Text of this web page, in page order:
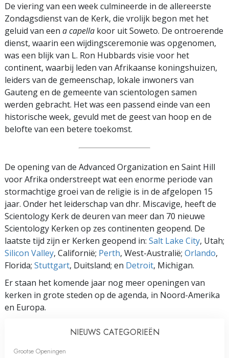
De viering van een week culmineerde in de allereerste
Zondagsdienst van de Kerk, die vrolijk begon met het
geluid van een a capella koor uit Soweto. De ontroerende
dienst, waarin een wijdingsceremonie was opgenomen,
was een blijk van L. Ron Hubbards visie voor het
continent, waarbij leden van Afrikaanse koningshuizen,
leiders van de gemeenschap, lokale inwoners van
Gauteng en de gemeente van scientologen samen
werden gebracht. Het was een passend einde van een
historische week, gevuld met de geest van hoop en de
belofte van een betere toekomst.
De opening van de Advanced Organization en Saint Hill
voor Afrika onderstreept wat een enorme periode van
stormachtige groei van de religie is in de afgelopen 15
jaar. Onder het leiderschap van dhr. Miscavige, heeft de
Scientology Kerk de deuren van meer dan 70 nieuwe
Scientology Kerken op zes continenten geopend. De
laatste tijd zijn er Kerken geopend in: Salt Lake City, Utah;
Silicon Valley, Californië; Perth, West-Australië; Orlando,
Florida; Stuttgart, Duitsland; en Detroit, Michigan.
Er staan het komende jaar nog meer openingen van
kerken in grote steden op de agenda, in Noord-Amerika
en Europa.
NIEUWS CATEGORIEËN
Grootse Openingen